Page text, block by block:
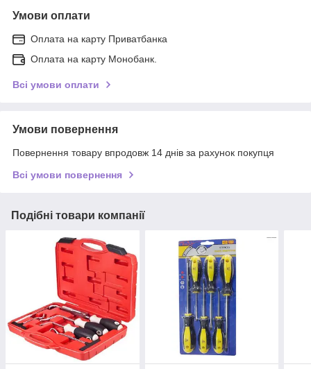
Умови оплати
Оплата на карту Приватбанка
Оплата на карту Монобанк.
Всі умови оплати
Умови повернення
Повернення товару впродовж 14 днів за рахунок покупця
Всі умови повернення
Подібні товари компанії